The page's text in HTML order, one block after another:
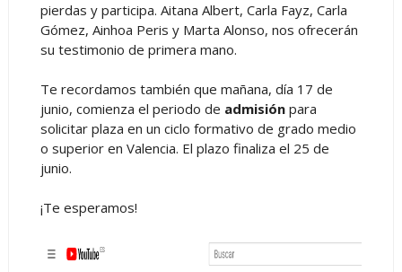
pierdas y participa. Aitana Albert, Carla Fayz, Carla
Gómez, Ainhoa Peris y Marta Alonso, nos ofrecerán
su testimonio de primera mano.
Te recordamos también que mañana, día 17 de
junio, comienza el periodo de admisión para
solicitar plaza en un ciclo formativo de grado medio
o superior en Valencia. El plazo finaliza el 25 de
junio.
¡Te esperamos!